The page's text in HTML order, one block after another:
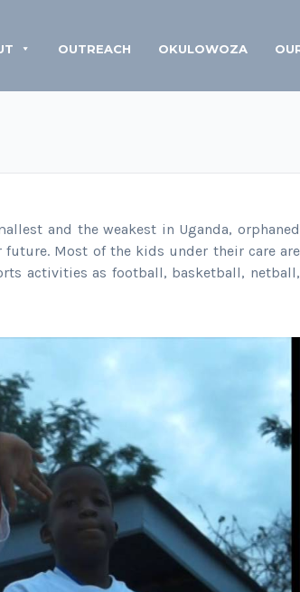
OUTREACH OKULOWOZA
and the weakest in Uganda, orphaned
Most of the kids under their care are
activities as football, basketball, netball,